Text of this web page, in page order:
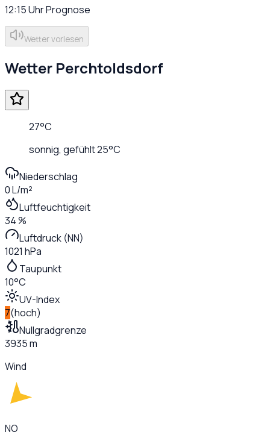
12:15UhrPrognose
Wetter vorlesen
Wetter Perchtoldsdorf
27°C
sonnig, gefühlt25°C
Niederschlag
0 L/m²
Luftfeuchtigkeit
34 %
Luftdruck (NN)
1021 hPa
Taupunkt
10°C
UV-Index
7(hoch)
Nullgradgrenze
3935 m
Wind
NO